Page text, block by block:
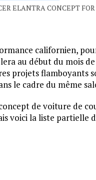
ELANTRA CONCEPT FOR
californien,
au début du mois de
projets flamboyants
le cadre du même
de voiture de
voici la liste partielle